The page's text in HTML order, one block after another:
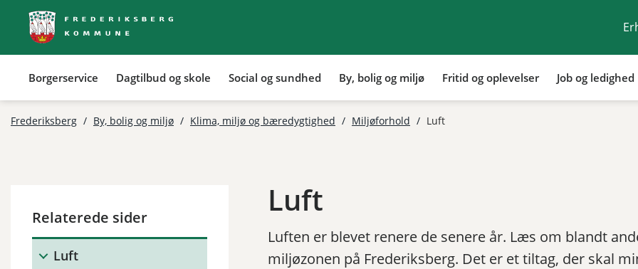
Borgerservice Dagtilbud og skole Social og sundhed By, bolig og miljø Fritid og oplevelser Job og ledighed
Frederiksberg / By, bolig og miljø / Klima, miljø og bæredygtighed / Tilbage til
Miljøforhold / Luft
Relaterede sider
Luft
Luft
Luften er blevet renere de senere år. Læs om blandt
miljøzonen på Frederiksberg. Det er et tiltag, der skal